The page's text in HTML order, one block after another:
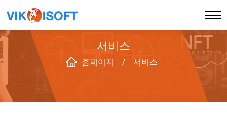
회사 소개
서비스
홈페이지 / 서비스